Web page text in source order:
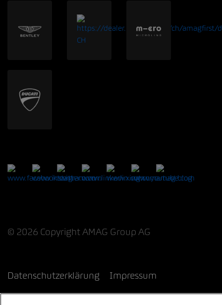
© 2026 Copyright AMAG Group AG
Datenschutzerklärung Impressum